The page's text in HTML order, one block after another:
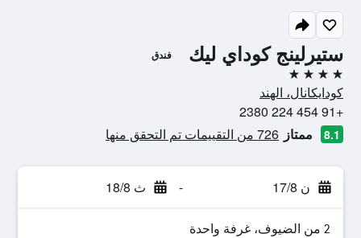
ستيرلينج كوداي ليك فندق
4 نجوم
كودايكانال، الهند
+91 454 224 2380
8.1 ممتاز 726 من التقييمات تم التحقق منها
ن 17/8 - ث 18/8
2 من الضيوف، غرفة واحدة